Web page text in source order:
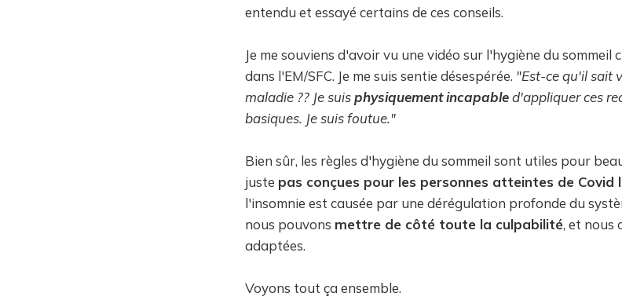
entendu et essayé certains de ces conseils.
Je me souviens d'avoir vu une vidéo sur l'hygiène du sommeil
dans l'EM/SFC. Je me suis sentie désespérée. "Est-ce qu'il sait
maladie ?? Je suisphysiquementincapabled'appliquer ces
basiques. Je suis foutue."
Bien sûr, les règles d'hygiène du sommeil sont utiles pour
juste pas conçues pour les personnes atteintes de Covid
l'insomnie est causée par une dérégulation profonde du
nous pouvons mettre de côté toute la culpabilité, et nous
adaptées.
Voyons tout ça ensemble.